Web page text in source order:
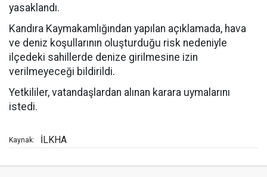
yasaklandı.
Kandıra Kaymakamlığından yapılan açıklamada, hava
ve deniz koşullarının oluşturduğu risk nedeniyle
ilçedeki sahillerde denize girilmesine izin
verilmeyeceği bildirildi.
Yetkililer, vatandaşlardan alınan karara uymalarını
istedi.
Kaynak: İLKHA